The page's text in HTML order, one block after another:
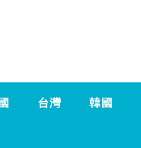
台灣 韓國